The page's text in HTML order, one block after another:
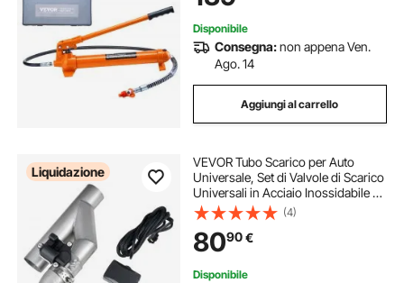
Idraulico Cilindro
Disponibile
Consegna:non appena Ven.
Ago. 14
Aggiungi al carrello
Liquidazione
VEVOR Tubo Scarico per Auto
Universale, Set di Valvole di Scarico
Universali in Acciaio Inossidabile da
6,35 mm, Tubo a Y, con Scatola di
Controllo Remoto, per Camion,
Berline e Auto Sportive
(4)
8090€
Disponibile